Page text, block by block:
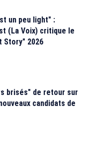
un peu light" :
(La Voix) critique le
Story" 2026
brisés" de retour sur
candidats de